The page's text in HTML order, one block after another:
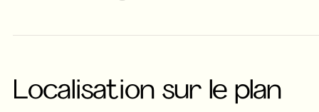
Localisation sur le plan